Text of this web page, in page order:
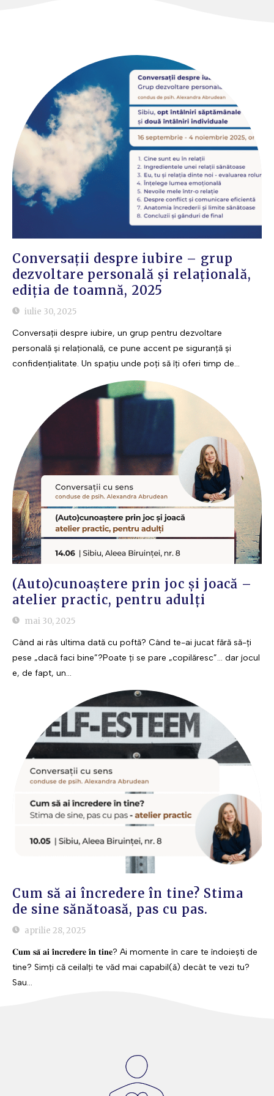
Conversații despre iubire – grup
dezvoltare personală și relațională,
ediția de toamnă, 2025
iulie 30, 2025
Conversații despre iubire, un grup pentru dezvoltare
personală și relațională, ce pune accent pe siguranță și
confidențialitate. Un spațiu unde poți să îți oferi timp de...
(Auto)cunoaștere prin joc și joacă –
atelier practic, pentru adulți
mai 30, 2025
Când ai râs ultima dată cu poftă? Când te-ai jucat fără să-ți
pese „dacă faci bine”?Poate ți se pare „copilăresc”... dar jocul
e, de fapt, un...
Cum să ai încredere în tine? Stima
de sine sănătoasă, pas cu pas.
aprilie 28, 2025
𝐂𝐮𝐦 𝐬𝐚̆ 𝐚𝐢 𝐢̂𝐧𝐜𝐫𝐞𝐝𝐞𝐫𝐞 𝐢̂𝐧 𝐭𝐢𝐧𝐞? Ai momente în care te îndoiești de
tine? Simți că ceilalți te văd mai capabil(ă) decât te vezi tu?
Sau...